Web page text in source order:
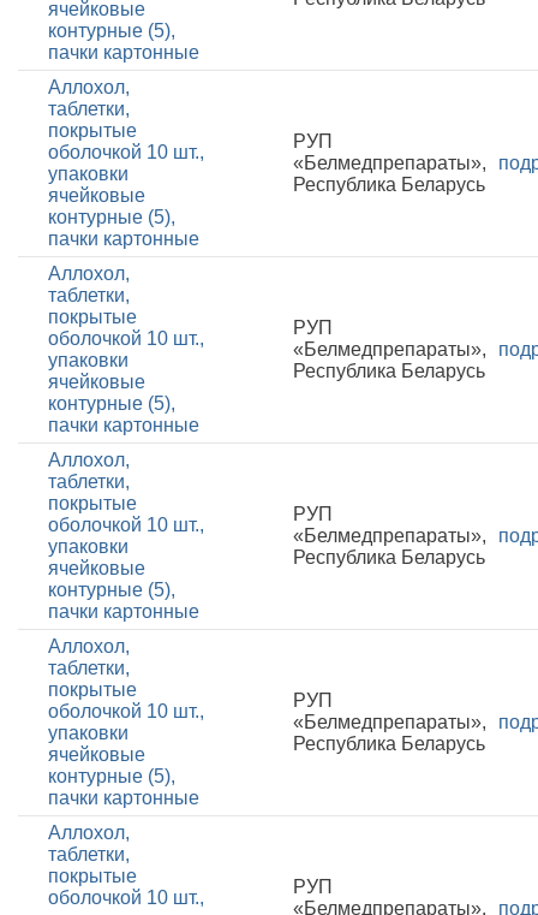
ячейковые
контурные (5),
пачки картонные
Аллохол,
таблетки,
покрытые
оболочкой 10 шт.,
упаковки
ячейковые
контурные (5),
пачки картонные
РУП
«Белмедпрепараты»,
Республика Беларусь
Аллохол,
таблетки,
покрытые
оболочкой 10 шт.,
упаковки
ячейковые
контурные (5),
пачки картонные
РУП
«Белмедпрепараты»,
Республика Беларусь
Аллохол,
таблетки,
покрытые
оболочкой 10 шт.,
упаковки
ячейковые
контурные (5),
пачки картонные
РУП
«Белмедпрепараты»,
Республика Беларусь
Аллохол,
таблетки,
покрытые
оболочкой 10 шт.,
упаковки
ячейковые
контурные (5),
пачки картонные
РУП
«Белмедпрепараты»,
Республика Беларусь
Аллохол,
таблетки,
покрытые
оболочкой 10 шт.,
РУП
«Белмедпрепараты»,